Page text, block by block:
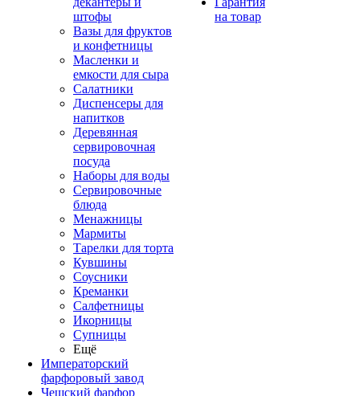
штофы
Вазы для фруктов
и конфетницы
Масленки и
емкости для сыра
Салатники
Диспенсеры для
напитков
Деревянная
сервировочная
посуда
Наборы для воды
Сервировочные
блюда
Менажницы
Мармиты
Тарелки для торта
Кувшины
Соусники
Креманки
Салфетницы
Икорницы
Супницы
Ещё
Императорский
фарфоровый завод
Чешский фарфор
на товар